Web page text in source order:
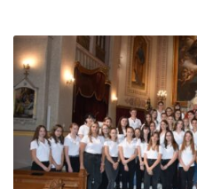
ARCHÍV ÉLETKÉPEK
SZINÓDUS
ORGANIGRAMMA
PÜSPÖKI DEKRÉTUM
ZSINATI IMA